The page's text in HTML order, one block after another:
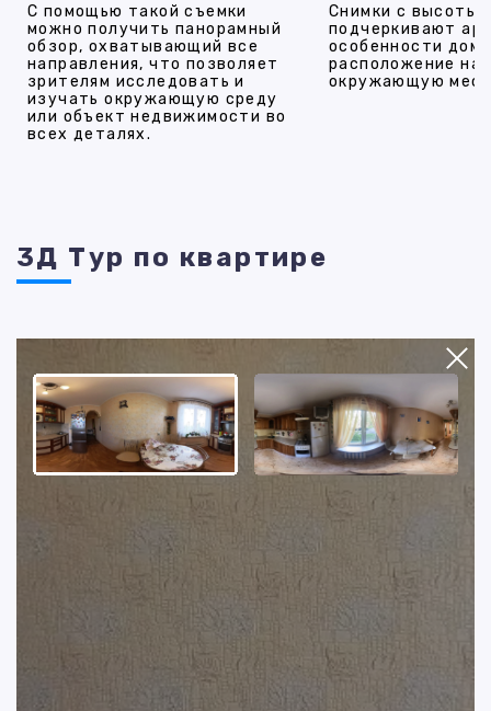
С помощью такой съемки
можно получить панорамный
обзор, охватывающий все
направления, что позволяет
зрителям исследовать и
изучать окружающую среду
или объект недвижимости во
всех деталях.
Снимки с высоты
подчеркивают
особенности
расположение на
окружающую
3Д Тур по квартире